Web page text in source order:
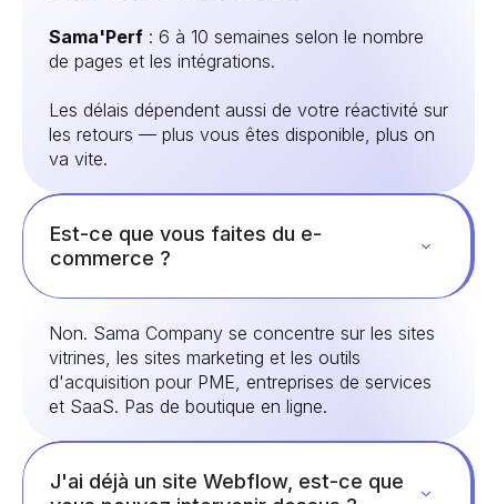
Sama'Perf : 6 à 10 semaines selon le nombre
de pages et les intégrations.
Les délais dépendent aussi de votre réactivité sur
les retours — plus vous êtes disponible, plus on
va vite.
Est-ce que vous faites du e-
commerce ?
Non. Sama Company se concentre sur les sites
vitrines, les sites marketing et les outils
d'acquisition pour PME, entreprises de services
et SaaS. Pas de boutique en ligne.
J'ai déjà un site Webflow, est-ce que